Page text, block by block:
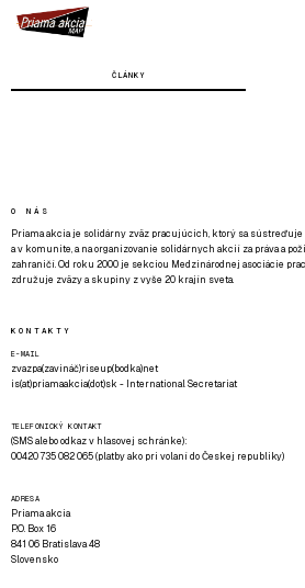
ČLÁNKY
O NÁS
Priama akcia je solidárny zväz pracujúcich, ktorý sa
a v komunite, a na organizovanie solidárnych akcií za práva a
zahraničí. Od roku 2000 je sekciou Medzinárodnej asociácie
združuje zväzy a skupiny z vyše 20 krajín sveta.
KONTAKTY
E-MAIL
zvazpa(zavináč)riseup(bodka)net
is(at)priamaakcia(dot)sk - International Secretariat
TELEFONICKÝ KONTAKT
(SMS alebo odkaz v hlasovej schránke):
00420 735 082 065 (platby ako pri volaní do Českej republiky)
ADRESA
Priama akcia
P.O. Box 16
841 06 Bratislava 48
Slovensko